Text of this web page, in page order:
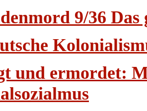
9/36
und ermordet: